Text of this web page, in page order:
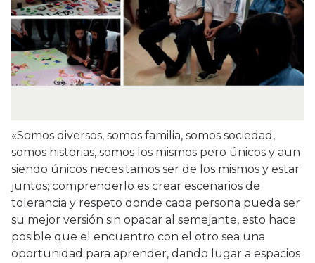
«Somos diversos, somos familia, somos sociedad,
somos historias, somos los mismos pero únicos y aun
siendo únicos necesitamos ser de los mismos y estar
juntos; comprenderlo es crear escenarios de
tolerancia y respeto donde cada persona pueda ser
su mejor versión sin opacar al semejante, esto hace
posible que el encuentro con el otro sea una
oportunidad para aprender, dando lugar a espacios